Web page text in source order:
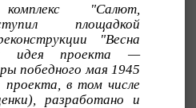
"Салют,
площадкой
"Весна
идея проекта —
победного мая 1945
в том числе
разработано и